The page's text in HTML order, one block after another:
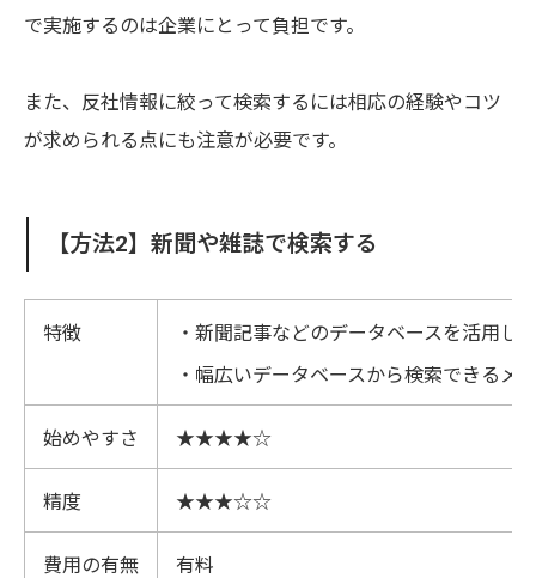
で実施するのは企業にとって負担です。
また、反社情報に絞って検索するには相応の経験やコツ
が求められる点にも注意が必要です。
【方法2】新聞や雑誌で検索する
特徴
・新聞記事などのデータベースを活用し
・幅広いデータベースから検索できる
始めやすさ ★★★★☆
精度 ★★★☆☆
費用の有無 有料